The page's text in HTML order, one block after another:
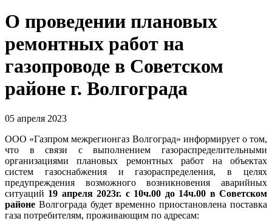
О проведении плановых
ремонтных работ на
газопроводе в Советском
районе г. Волгограда
05 апреля 2023
ООО «Газпром межрегионгаз Волгоград» информирует о том,
что в связи с выполнением газораспределительными
организациями плановых ремонтных работ на объектах
систем газоснабжения и газораспределения, в целях
предупреждения возможного возникновения аварийных
ситуаций 19 апреля 2023г. с 10ч.00 до 14ч.00 в Советском
районе Волгограда будет временно приостановлена поставка
газа потребителям, проживающим по адресам: